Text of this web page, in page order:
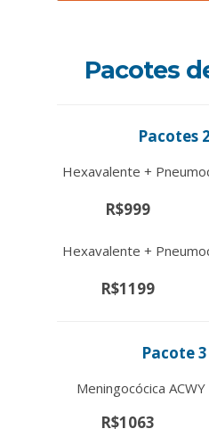
Pacotes
Pacotes
Hexavalente +
R$999
Hexavalente +
R$1199
Pacote
Meningocócica
R$1063